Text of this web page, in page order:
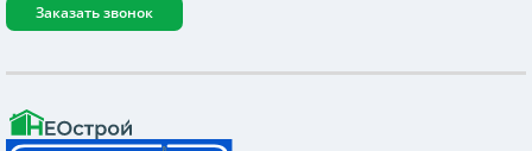
Заказать звонок